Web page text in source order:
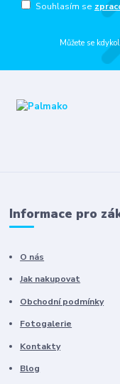
Souhlasím se
Můžete se
Informace pro
O nás
Jak nakupovat
Obchodní podmínky
Fotogalerie
Kontakty
Blog